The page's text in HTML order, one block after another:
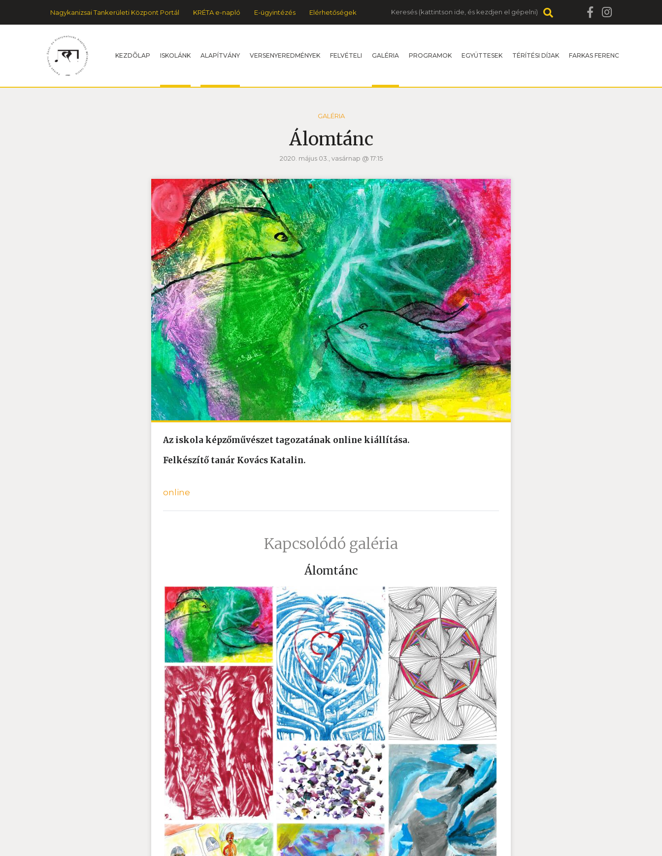
Nagykanizsai Tankerületi Központ Portál KRÉTA e-napló E-ügyintézés Elérhetőségek Keresés
KEZDÕLAP ISKOLÁNK ALAPÍTVÁNY VERSENYEREDMÉNYEK FELVÉTELI GALÉRIA PROGRAMOK EGYÜTTESEK TÉRÍTÉSI DÍJAK FARKAS FERENC
GALÉRIA
Álomtánc
2020. május 03., vasárnap @ 17:15
Az iskola képzőművészet tagozatának online kiállítása.
Felkészítő tanár Kovács Katalin.
online
Kapcsolódó galéria
Álomtánc